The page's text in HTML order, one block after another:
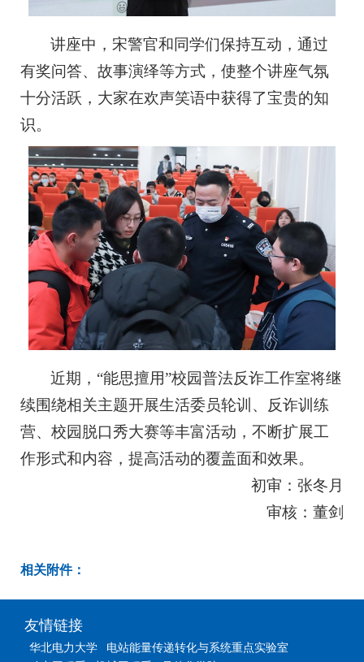
讲座中，宋警官和同学们保持互动，通过
有奖问答、故事演绎等方式，使整个讲座气氛
十分活跃，大家在欢声笑语中获得了宝贵的知
识。
近期，“能思擅用”校园普法反诈工作室将继
续围绕相关主题开展生活委员轮训、反诈训练
营、校园脱口秀大赛等丰富活动，不断扩展工
作形式和内容，提高活动的覆盖面和效果。
初审：张冬月
审核：董剑
相关附件：
友情链接
华北电力大学
电站能量传递转化与系统重点实验室